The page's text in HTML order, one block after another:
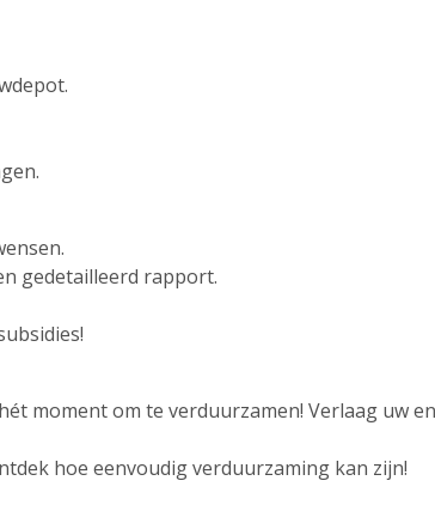
gedetailleerd rapport.
moment om te verduurzamen! Verlaag uw
hoe eenvoudig verduurzaming kan zijn!